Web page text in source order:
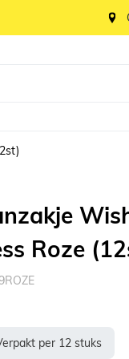
Roze
per 12 stuks